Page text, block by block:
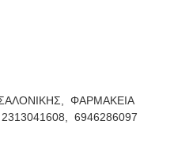
ΦΑΡΜΑΚΕΙΑ
2313041608, 6946286097